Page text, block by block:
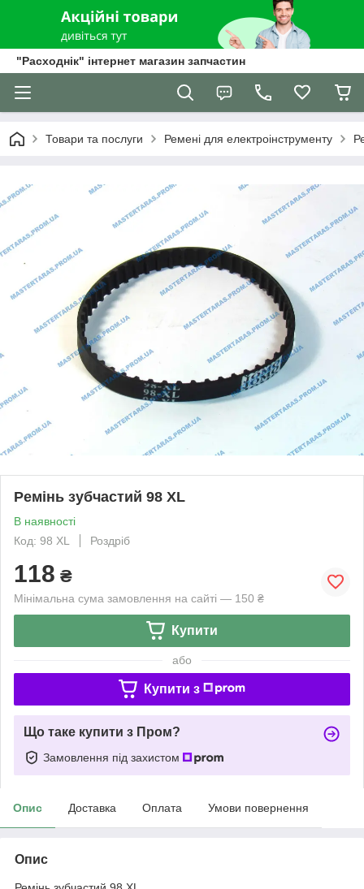
"Расходнік" інтернет магазин запчастин
Товари та послуги Ремені для електроінструменту
Ремінь зубчастий 98 XL
В наявності
Код: 98 XL
Роздріб
118 ₴
Мінімальна сума замовлення на сайті — 150 ₴
Купити
або
Купити з
Що таке купити з Пром?
Замовлення під захистом
Опис Доставка Оплата Умови повернення
Опис